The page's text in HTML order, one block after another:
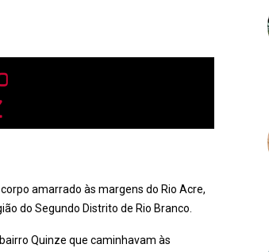
amarrado às margens do Rio Acre,
do Segundo Distrito de Rio Branco.
Quinze que caminhavam às